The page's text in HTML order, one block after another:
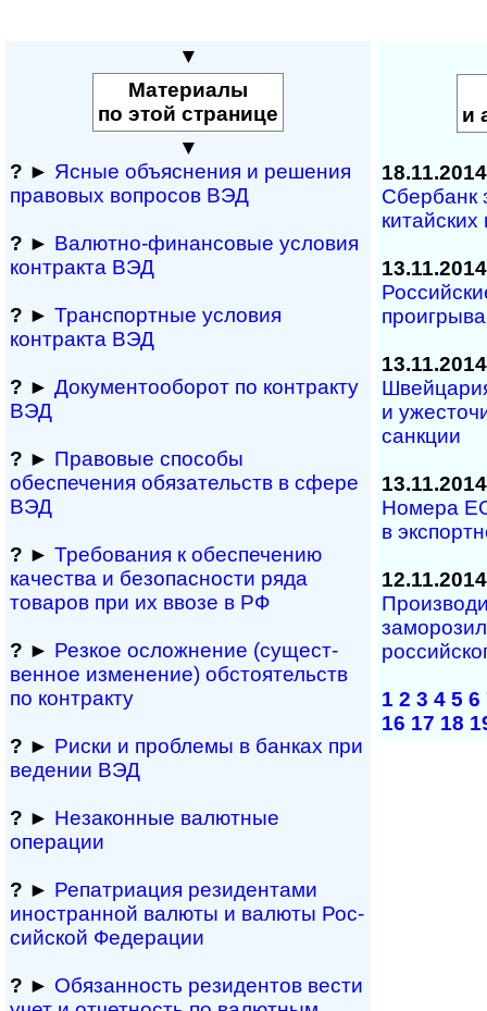
▼
Материалы
по этой странице
▼
? ► Ясные объяснения и решения
правовых вопросов ВЭД
? ► Валютно-финансовые условия
контракта ВЭД
? ► Транспортные условия
контракта ВЭД
? ► Документооборот по контракту
ВЭД
? ► Правовые способы
обеспечения обяза­тельств в сфере
ВЭД
? ► Требования к обеспечению
качества и безопасности ряда
товаров при их ввозе в РФ
? ► Резкое осложнение (сущест­
вен­ное измене­ние) обсто­ятельств
по контракту
? ► Риски и проблемы в банках при
ведении ВЭД
? ► Незаконные валютные
операции
? ► Репатриация ре­зи­ден­та­ми
иностранной ва­лю­ты и валюты Рос­
сий­ской Федерации
? ► Обязанность резиден­тов вести
и
18.11.2014
Сбербанк
13.11.2014
13.11.2014
и
санкции
13.11.2014
Номера
в
12.11.2014
1 2 3 4 5 6
16 17 18